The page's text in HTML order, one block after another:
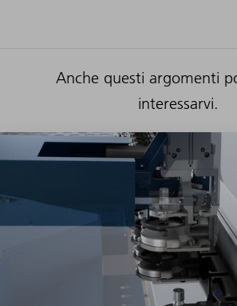
Anche questi argomenti
interessarvi.